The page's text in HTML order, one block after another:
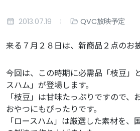
2013.07.19 QVC放映予定
来る７月２８日は、新商品２点のお
今回は、この時期に必需品「枝豆」
スハム」が登場します。
「枝豆」は甘味たっぷりですので、
おやつにもぴったりです。
「ロースハム」は厳選した素材を、